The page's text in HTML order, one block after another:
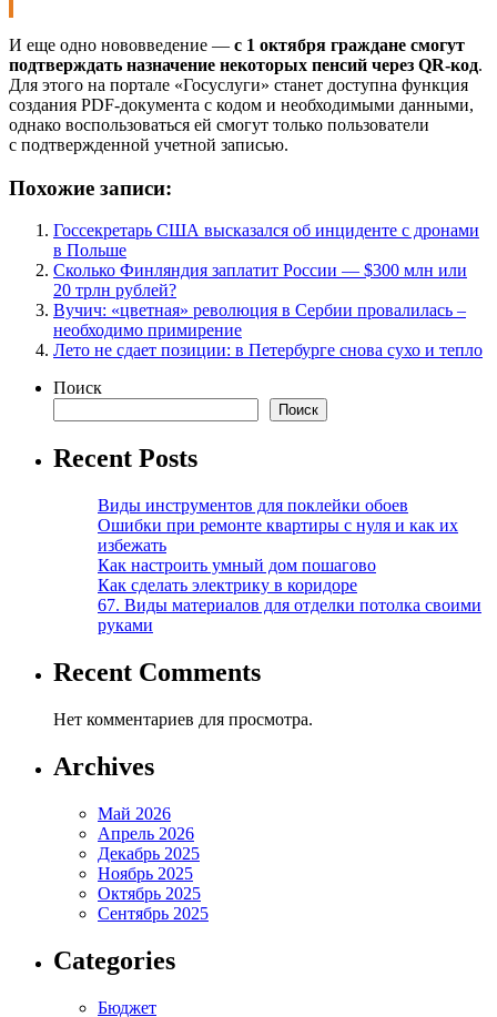
И еще одно нововведение — с 1 октября граждане смогут
подтверждать назначение некоторых пенсий через QR-код.
Для этого на портале «Госуслуги» станет доступна функция
создания PDF-документа с кодом и необходимыми данными,
однако воспользоваться ей смогут только пользователи
с подтвержденной учетной записью.
Похожие записи:
Госсекретарь США высказался об инциденте с дронами
в Польше
Сколько Финляндия заплатит России — $300 млн или
20 трлн рублей?
Вучич: «цветная» революция в Сербии провалилась –
необходимо примирение
Лето не сдает позиции: в Петербурге снова сухо и тепло
Поиск
Поиск
Recent Posts
Виды инструментов для поклейки обоев
Ошибки при ремонте квартиры с нуля и как их
избежать
Как настроить умный дом пошагово
Как сделать электрику в коридоре
67. Виды материалов для отделки потолка своими
руками
Recent Comments
Нет комментариев для просмотра.
Archives
Май 2026
Апрель 2026
Декабрь 2025
Ноябрь 2025
Октябрь 2025
Сентябрь 2025
Categories
Бюджет